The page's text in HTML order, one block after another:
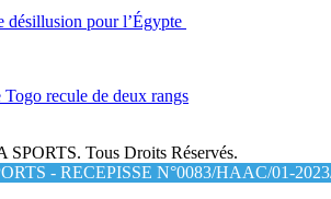
pour l’Égypte
recule de deux rangs
Tous Droits Réservés.
- RECEPISSE N°0083/HAAC/01-